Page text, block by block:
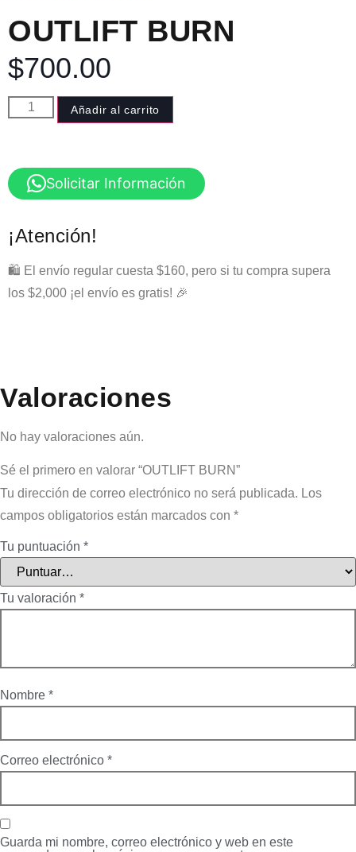
OUTLIFT BURN
$700.00
Añadir al carrito
Solicitar Información
¡Atención!
🛍️ El envío regular cuesta $160, pero si tu compra supera
los $2,000 ¡el envío es gratis! 🎉
Valoraciones
No hay valoraciones aún.
Sé el primero en valorar “OUTLIFT BURN”
Tu dirección de correo electrónico no será publicada. Los
campos obligatorios están marcados con *
Tu puntuación *
Tu valoración *
Nombre *
Correo electrónico *
Guarda mi nombre, correo electrónico y web en este